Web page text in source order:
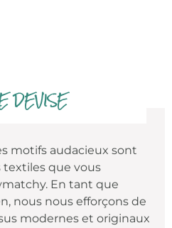
DEVISE
motifs audacieux sont
que vous
En tant que
nous nous efforçons de
modernes et originaux